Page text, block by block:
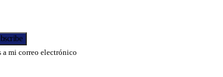
mi correo electrónico